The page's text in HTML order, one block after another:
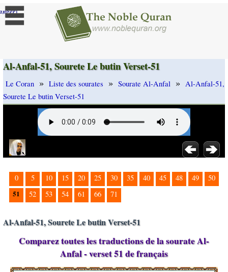
]
Al-Anfal-51, Sourete Le butin Verset-51
Le Coran » Liste des sourates » Sourate Al-Anfal » Al-Anfal-51,
Sourete Le butin Verset-51
0 5 10 15 20 25 30 35 40 45 48 49 50
51 52 53 54 61 66 71
Al-Anfal-51, Sourete Le butin Verset-51
Comparez toutes les traductions de la sourate Al-
Anfal - verset 51 de français